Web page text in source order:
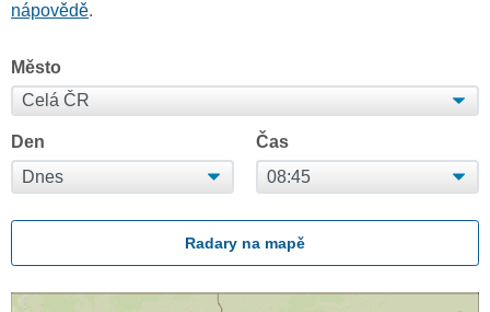
nápovědě.
Město
Den Čas
Radary na mapě